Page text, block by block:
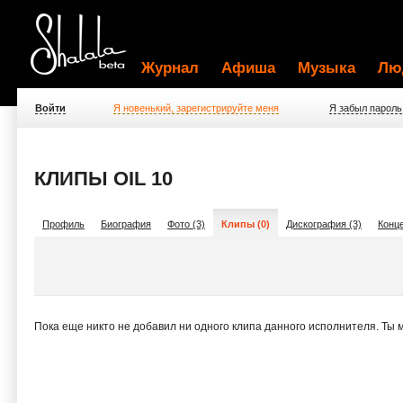
Журнал Афиша Музыка
Войти Я новенький, зарегистрируйте меня Я забыл пароль
КЛИПЫ OIL 10
Профиль Биография Фото (3) Клипы (0) Дискография (3)
Пока еще никто не добавил ни одного клипа данного исполнителя.